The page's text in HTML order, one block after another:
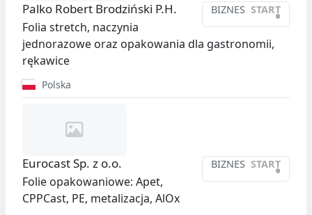
BIZNES START
•
Palko Robert Brodziński P.H.
Folia stretch, naczynia
jednorazowe oraz opakowania dla gastronomii,
rękawice
Polska
BIZNES START
•
Eurocast Sp. z o.o.
Folie opakowaniowe: Apet,
CPPCast, PE, metalizacja, AlOx